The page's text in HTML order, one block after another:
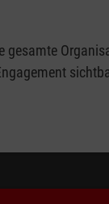
gesamte